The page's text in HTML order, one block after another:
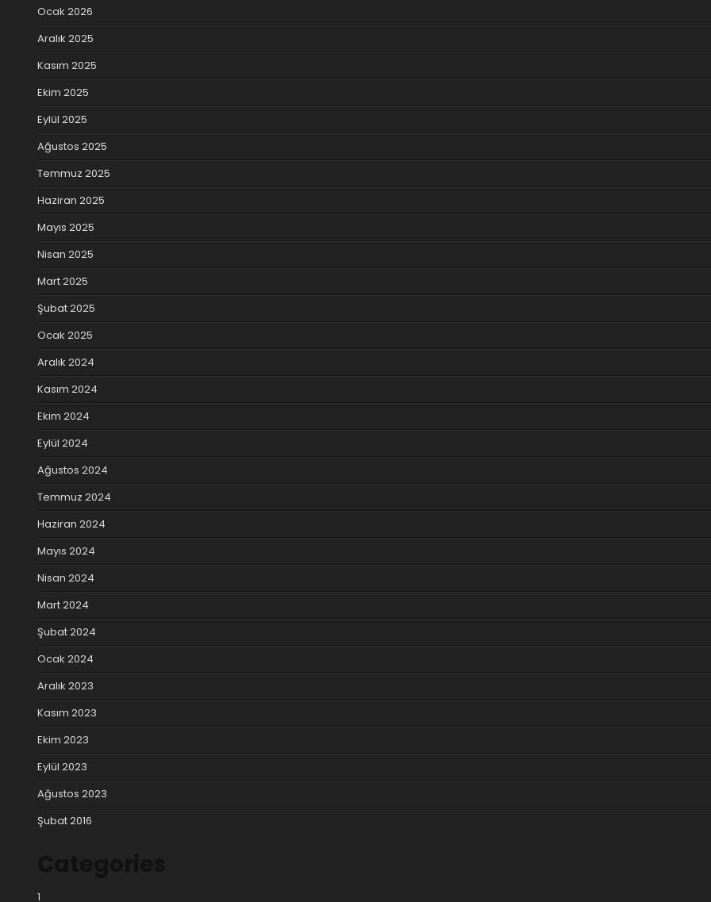
Ocak 2026
Aralık 2025
Kasım 2025
Ekim 2025
Eylül 2025
Ağustos 2025
Temmuz 2025
Haziran 2025
Mayıs 2025
Nisan 2025
Mart 2025
Şubat 2025
Ocak 2025
Aralık 2024
Kasım 2024
Ekim 2024
Eylül 2024
Ağustos 2024
Temmuz 2024
Haziran 2024
Mayıs 2024
Nisan 2024
Mart 2024
Şubat 2024
Ocak 2024
Aralık 2023
Kasım 2023
Ekim 2023
Eylül 2023
Ağustos 2023
Şubat 2016
1